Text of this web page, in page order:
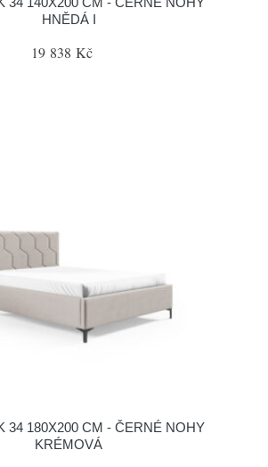
HNĚDÁ I
19 838 Kč
34 180X200 CM - ČERNÉ NOHY
KRÉMOVÁ